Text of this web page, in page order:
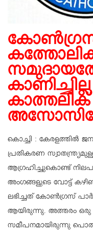
കാത്തലിക്
കൊച്ചി : കേരളത്തിൽ
പ്രതികരണ
ആഗ്രഹിച്ചുകൊണ്ട്
അംഗങ്ങളുടെ വോട്ട്
ലഭിച്ചത് കോൺഗ്രസ്
ആയിരുന്നു. അത്തരം ഒരു
സമീപനമായിരുന്നു